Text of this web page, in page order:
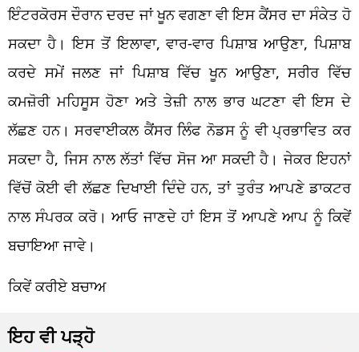
ਇੰਟਰਕੋਰਸ ਦੌਰਾਨ ਦਰਦ ਜਾਂ ਖੂਨ ਵਗਣਾ ਵੀ ਇਸ ਕੈਂਸਰ ਦਾ ਸੰਕੇਤ ਹੋ
ਸਕਦਾ ਹੈ। ਇਸ ਤੋਂ ਇਲਾਵਾ, ਵਾਰ-ਵਾਰ ਪਿਸ਼ਾਬ ਆਉਣਾ, ਪਿਸ਼ਾਬ
ਕਰਦੇ ਸਮੇਂ ਜਲਣ ਜਾਂ ਪਿਸ਼ਾਬ ਵਿੱਚ ਖੂਨ ਆਉਣਾ, ਸਰੀਰ ਵਿੱਚ
ਕਮਜ਼ੋਰੀ ਮਹਿਸੂਸ ਹੋਣਾ ਅਤੇ ਤੇਜ਼ੀ ਨਾਲ ਭਾਰ ਘਟਣਾ ਵੀ ਇਸ ਦੇ
ਲੱਛਣ ਹਨ। ਸਰਵਾਈਕਲ ਕੈਂਸਰ ਲਿੰਫ ਨੋਡਸ ਨੂੰ ਵੀ ਪ੍ਰਭਾਵਿਤ ਕਰ
ਸਕਦਾ ਹੈ, ਜਿਸ ਨਾਲ ਲੱਤਾਂ ਵਿੱਚ ਸੋਜ ਆ ਸਕਦੀ ਹੈ। ਜੇਕਰ ਇਹਨਾਂ
ਵਿੱਚੋਂ ਕੋਈ ਵੀ ਲੱਛਣ ਦਿਖਾਈ ਦਿੰਦੇ ਹਨ, ਤਾਂ ਤੁਰੰਤ ਆਪਣੇ ਡਾਕਟਰ
ਨਾਲ ਸੰਪਰਕ ਕਰੋ। ਆਓ ਜਾਣਦੇ ਹਾਂ ਇਸ ਤੋਂ ਆਪਣੇ ਆਪ ਨੂੰ ਕਿਵੇਂ
ਬਚਾਇਆ ਜਾਵੇ।
ਕਿਵੇਂ ਕਰੀਏ ਬਚਾਅ
ਇਹ ਵੀ ਪੜ੍ਹੋ